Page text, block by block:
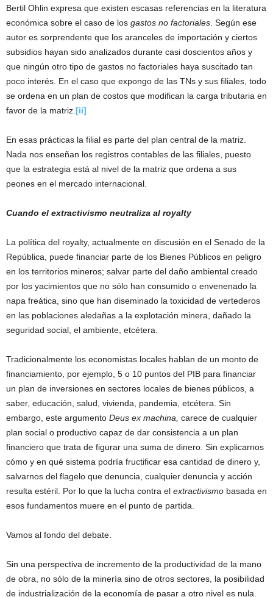
Bertil Ohlin expresa que existen escasas referencias en la literatura
económica sobre el caso de los gastos no factoriales . Según ese
autor es sorprendente que los aranceles de importación y ciertos
subsidios hayan sido analizados durante casi doscientos años y
que ningún otro tipo de gastos no factoriales haya suscitado tan
poco interés. En el caso que expongo de las TNs y sus filiales, todo
se ordena en un plan de costos que modifican la carga tributaria en
favor de la matriz. [ii]
En esas prácticas la filial es parte del plan central de la matriz.
Nada nos enseñan los registros contables de las filiales, puesto
que la estrategia está al nivel de la matriz que ordena a sus
peones en el mercado internacional.
Cuando el extractivismo neutraliza al royalty
La política del royalty, actualmente en discusión en el Senado de la
República, puede financiar parte de los Bienes Públicos en peligro
en los territorios mineros; salvar parte del daño ambiental creado
por los yacimientos que no sólo han consumido o envenenado la
napa freática, sino que han diseminado la toxicidad de vertederos
en las poblaciones aledañas a la explotación minera, dañado la
seguridad social, el ambiente, etcétera.
Tradicionalmente los economistas locales hablan de un monto de
financiamiento, por ejemplo, 5 o 10 puntos del PIB para financiar
un plan de inversiones en sectores locales de bienes públicos, a
saber, educación, salud, vivienda, pandemia, etcétera. Sin
embargo, este argumento Deus ex machina, carece de cualquier
plan social o productivo capaz de dar consistencia a un plan
financiero que trata de figurar una suma de dinero. Sin explicarnos
cómo y en qué sistema podría fructificar esa cantidad de dinero y,
salvarnos del flagelo que denuncia, cualquier denuncia y acción
resulta estéril. Por lo que la lucha contra el extractivismo basada en
esos fundamentos muere en el punto de partida.
Vamos al fondo del debate.
Sin una perspectiva de incremento de la productividad de la mano
de obra, no sólo de la minería sino de otros sectores, la posibilidad
de industrialización de la economía de pasar a otro nivel es nula.